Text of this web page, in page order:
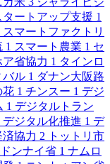
タートアップ支援 1
スマートファクトリ
1 スマート農業 1 セ
ア省協力 1 タインロ
バル 1 ダナン大阪路
花 1 チンスー 1 デジ
1 デジタルトラン
デジタル化推進 1 デ
協力 2
トットリ市
ドンナイ省 1 ナムロ